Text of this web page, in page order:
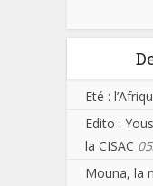
Eté :
Edito :
la CISAC
Mouna, la